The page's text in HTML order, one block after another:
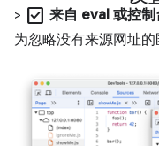
> check_box 来自 eval 或控
为忽略没有来源网址的